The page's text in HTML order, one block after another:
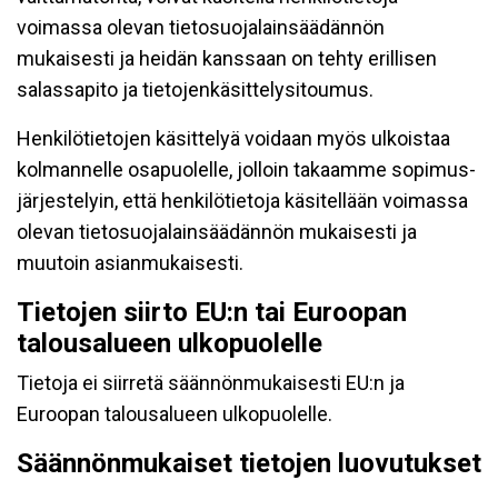
voimassa olevan tietosuojalainsäädännön
mukaisesti ja heidän kanssaan on tehty erillisen
salassapito ja tietojenkäsittelysitoumus.
Henkilötietojen käsittelyä voidaan myös ulkoistaa
kolmannelle osapuolelle, jolloin takaamme sopimus-
järjestelyin, että henkilötietoja käsitellään voimassa
olevan tietosuojalainsäädännön mukaisesti ja
muutoin asianmukaisesti.
Tietojen siirto EU:n tai Euroopan
talousalueen ulkopuolelle
Tietoja ei siirretä säännönmukaisesti EU:n ja
Euroopan talousalueen ulkopuolelle.
Säännönmukaiset tietojen luovutukset